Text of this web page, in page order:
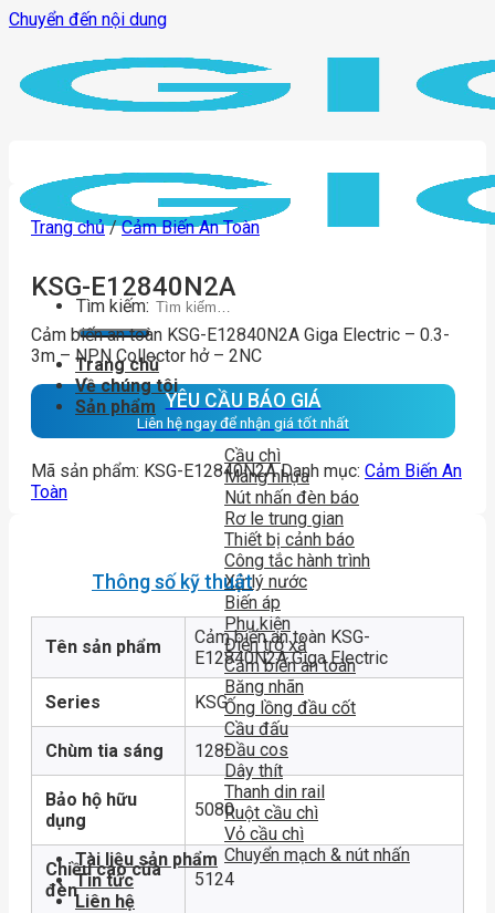
Chuyển đến nội dung
Tìm kiếm:
Trang chủ
Về chúng tôi
Sản phẩm
Cầu chì
Máng nhựa
Nút nhấn đèn báo
Rơ le trung gian
Thiết bị cảnh báo
Công tắc hành trình
Xử lý nước
Biến áp
Phụ kiện
Điện trở xả
Cảm biến an toàn
Băng nhãn
Ống lồng đầu cốt
Cầu đấu
Đầu cos
Dây thít
Thanh din rail
Ruột cầu chì
Vỏ cầu chì
Chuyển mạch & nút nhấn
Tài liệu sản phẩm
Tin tức
Liên hệ
Trang chủ / Cảm Biến An Toàn
KSG-E12840N2A
Cảm biến an toàn KSG-E12840N2A Giga Electric – 0.3-
3m – NPN Collector hở – 2NC
YÊU CẦU BÁO GIÁ
Liên hệ ngay để nhận giá tốt nhất
Mã sản phẩm: KSG-E12840N2A Danh mục: Cảm Biến An
Toàn
Thông số kỹ thuật
Tên sản phẩm
Cảm biến an toàn KSG-
E12840N2A Giga Electric
Series KSG
Chùm tia sáng 128
Bảo hộ hữu
dụng
5080
Chiều cao của
đèn
5124